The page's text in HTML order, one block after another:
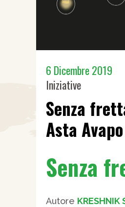
6 Dicembre 2019
Iniziative
Senza
Asta Avapo
Senza
Autore KRESHNIK